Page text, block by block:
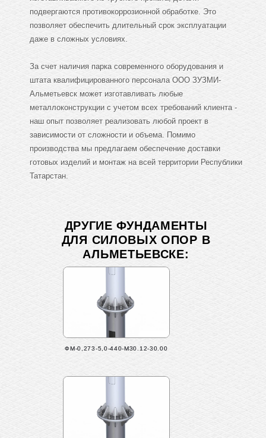
подвергаются противокоррозионной обработке. Это
позволяет обеспечить длительный срок эксплуатации
даже в сложных условиях.
За счет наличия парка современного оборудования и
штата квалифицированного персонала ООО ЗУЗМИ-
Альметьевск может изготавливать любые
металлоконструкции с учетом всех требований клиента -
наш опыт позволяет реализовать любой проект в
зависимости от сложности и объема. Помимо
производства мы предлагаем обеспечение доставки
готовых изделий и монтаж на всей территории Республики
Татарстан.
ДРУГИЕ ФУНДАМЕНТЫ
ДЛЯ СИЛОВЫХ ОПОР В
АЛЬМЕТЬЕВСКЕ:
ФМ-0,273-5,0-440-М30.12-30.00